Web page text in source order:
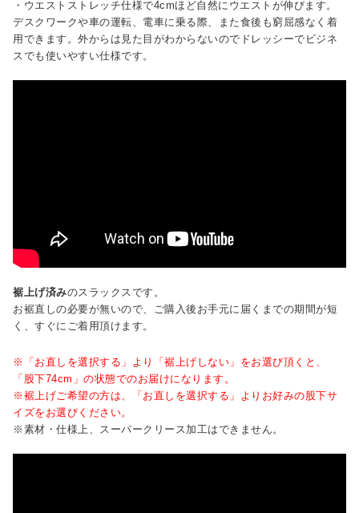
・ウエストストレッチ仕様で4cmほど自然にウエストが伸びます。
デスクワークや車の運転、電車に乗る際、また食後も窮屈感なく着
用できます。外からは見た目がわからないのでドレッシーでビジネ
スでも使いやすい仕様です。
裾上げ済みのスラックスです。
お裾直しの必要が無いので、ご購入後お手元に届くまでの期間が短
く、すぐにご着用頂けます。
※「お直しを選択する」より「裾上げしない」をお選び頂くと、
「股下74cm」の状態でのお届けになります。
※裾上げご希望の方は、「お直しを選択する」よりお好みの股下サ
イズをお選びください。
※素材・仕様上、スーパークリース加工はできません。